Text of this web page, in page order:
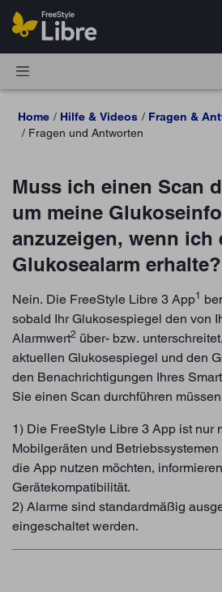
Home Hilfe & Videos
Fragen &
Fragen und Antworten
Muss ich einen Scan
um meine
anzuzeigen, wenn ich
Glukosealarm erhalte?
Nein. Die FreeStyle Libre 3 App1
sobald Ihr Glukosespiegel den von
Alarmwert2 über- bzw.
aktuellen Glukosespiegel und den
den Benachrichtigungen Ihres
Sie einen Scan durchführen
1) Die FreeStyle Libre 3 App ist nur
Mobilgeräten und
die App nutzen möchten,
Gerätekompatibilität.
2) Alarme sind standardmäßig
eingeschaltet werden.